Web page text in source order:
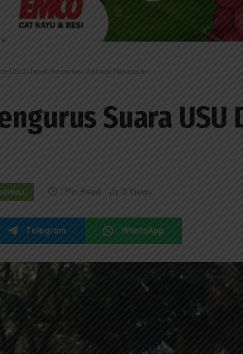
USU Dapat Kecaman Aktivis Makassar
Suara
1 Min Read 0 Views
Telegram WhatsApp